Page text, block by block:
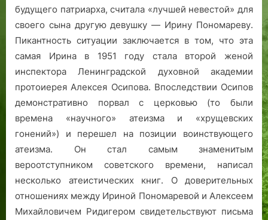
будущего патриарха, считала «лучшей невестой» для
своего сына другую девушку — Ирину Пономареву.
Пикантность ситуации заключается в том, что эта
самая Ирина в 1951 году стала второй женой
инспектора Ленинградской духовной академии
протоиерея Алексея Осипова. Впоследствии Осипов
демонстративно порвал с церковью (то были
времена «научного» атеизма и «хрущевских
гонений») и перешел на позиции воинствующего
атеизма. Он стал самым знаменитым
вероотступником советского времени, написал
несколько атеистических книг. О доверительных
отношениях между Ириной Пономаревой и Алексеем
Михайловичем Ридигером свидетельствуют письма